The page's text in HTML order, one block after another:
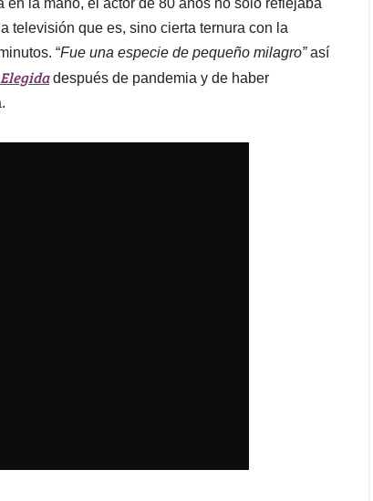
televisión que es, sino cierta ternura con la
“Fue una especie de pequeño milagro”así
después de pandemia y de haber